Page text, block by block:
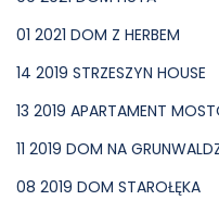
01 2021 DOM Z HERBEM
14 2019 STRZESZYN HOUSE
13 2019 APARTAMENT
11 2019 DOM NA
08 2019 DOM STAROŁĘKA